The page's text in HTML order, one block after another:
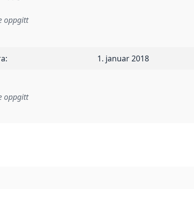
oppgitt
: 1. januar 2018
eller annen spesifikasjon, som ligger
oppgitt